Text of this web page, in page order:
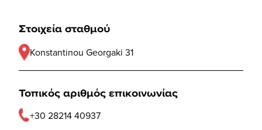
Στοιχεία σταθμού
Konstantinou Georgaki 31
Τοπικός αριθμός επικοινωνίας
+30 28214 40937